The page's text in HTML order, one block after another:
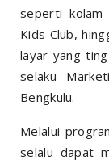
seperti kolam
Kids Club,
layar yang
selaku
Bengkulu.
Melalui
selalu dapat